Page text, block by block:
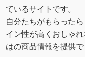
ているサイトです。
自分たちがもらった
イン性が高くおしゃ
はの商品情報を提供